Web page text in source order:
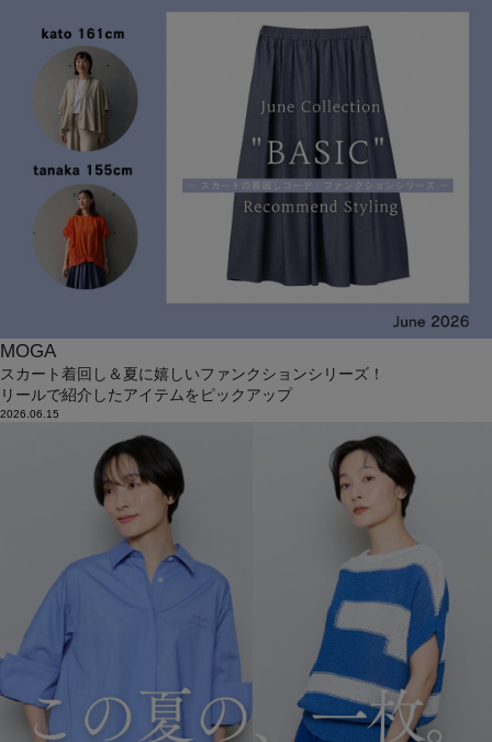
MOGA
スカート着回し＆夏に嬉しいファンクションシリーズ！
リールで紹介したアイテムをピックアップ
2026.06.15